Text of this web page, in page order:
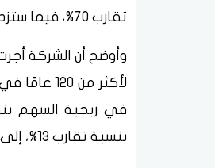
تقارب 70%، فيما ستزداد مبيعات الوقود بأكثر من 20%، لترتفع من 15.7 مليار لتر إلى نحو 19.2 مليار لتر.
وأوضح أن الشركة
لأكثر من
بنسبة تقارب 13%، إلى جانب تحقيق عائد على الاستثمار يفوق المستهدف في عمليات الشركة.